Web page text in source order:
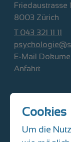
Friedaustrasse
8003 Zürich
T 043 321 11 11
E-Mail
Anfahrt
Albisriederplatz
8004 Zürich
T 044 493 31 61
Cookies
Um die